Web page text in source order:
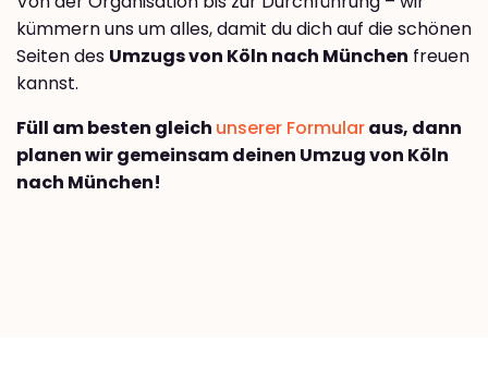
kümmern uns um alles, damit du dich auf die schönen
Seiten des Umzugs von Köln nach München freuen
kannst.
Füll am besten gleich unserer Formularaus, dann
planen wir gemeinsam deinen Umzug von Köln
nach München!